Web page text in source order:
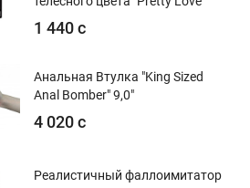
1 440 с
Анальная Втулка "King Sized
Anal Bomber" 9,0"
4 020 с
Реалистичный фаллоимитатор